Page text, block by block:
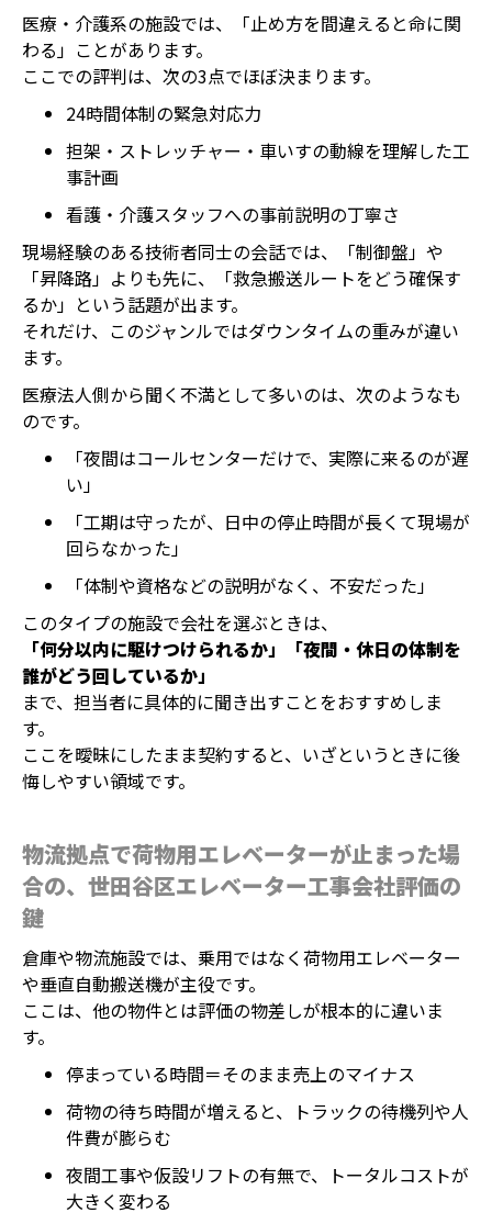
医療・介護系の施設では、「止め方を間違えると命に関
わる」ことがあります。
ここでの評判は、次の3点でほぼ決まります。
24時間体制の緊急対応力
担架・ストレッチャー・車いすの動線を理解した工
事計画
看護・介護スタッフへの事前説明の丁寧さ
現場経験のある技術者同士の会話では、「制御盤」や
「昇降路」よりも先に、「救急搬送ルートをどう確保す
るか」という話題が出ます。
それだけ、このジャンルではダウンタイムの重みが違い
ます。
医療法人側から聞く不満として多いのは、次のようなも
のです。
「夜間はコールセンターだけで、実際に来るのが遅
い」
「工期は守ったが、日中の停止時間が長くて現場が
回らなかった」
「体制や資格などの説明がなく、不安だった」
このタイプの施設で会社を選ぶときは、
「何分以内に駆けつけられるか」「夜間・休日の体制を
誰がどう回しているか」
まで、担当者に具体的に聞き出すことをおすすめしま
す。
ここを曖昧にしたまま契約すると、いざというときに後
悔しやすい領域です。
物流拠点で荷物用エレベーターが止まった場
合の、世田谷区エレベーター工事会社評価の
鍵
倉庫や物流施設では、乗用ではなく荷物用エレベーター
や垂直自動搬送機が主役です。
ここは、他の物件とは評価の物差しが根本的に違いま
す。
停まっている時間＝そのまま売上のマイナス
荷物の待ち時間が増えると、トラックの待機列や人
件費が膨らむ
夜間工事や仮設リフトの有無で、トータルコストが
大きく変わる